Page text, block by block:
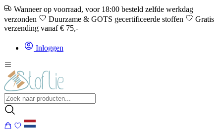
Wanneer op voorraad, voor 18:00 besteld zelfde werkdag
verzonden
Duurzame & GOTS gecertificeerde stoffen
Gratis
verzending vanaf € 75,-
Inloggen